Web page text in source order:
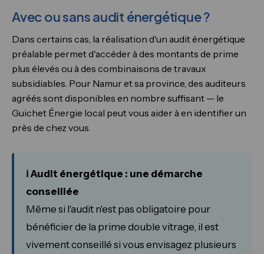
Avec ou sans audit énergétique ?
Dans certains cas, la réalisation d'un audit énergétique
préalable permet d'accéder à des montants de prime
plus élevés ou à des combinaisons de travaux
subsidiables. Pour Namur et sa province, des auditeurs
agréés sont disponibles en nombre suffisant — le
Guichet Énergie local peut vous aider à en identifier un
près de chez vous.
ℹ️ Audit énergétique : une démarche
conseillée
Même si l'audit n'est pas obligatoire pour
bénéficier de la prime double vitrage, il est
vivement conseillé si vous envisagez plusieurs